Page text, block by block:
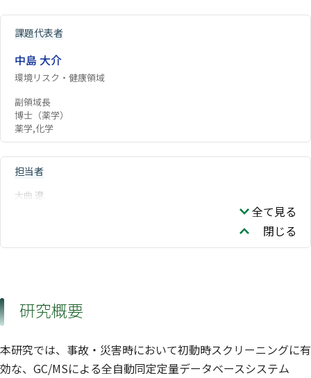
課題代表者
中島 大介
環境リスク・健康領域
副領域長
博士（薬学）
薬学,化学
担当者
大曲 遼
全て見る
閉じる
研究概要
本研究では、事故・災害時において初動時スクリーニングに有
効な、GC/MSによる全自動同定定量データベースシステム